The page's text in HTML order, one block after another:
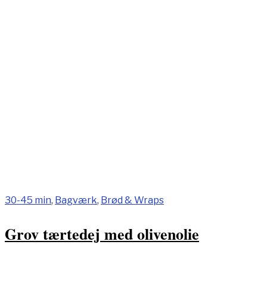
30-45 min, Bagværk, Brød & Wraps
Grov tærtedej med olivenolie